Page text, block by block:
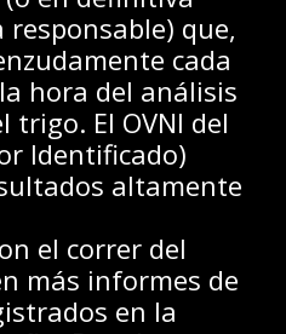
que,
cada
hora del análisis
trigo. El OVNI del
Identificado)
altamente
el correr del
más informes de
en la